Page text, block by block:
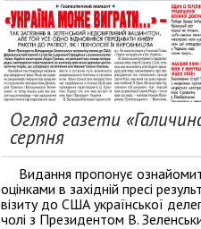
Огляд газети
серпня
Видання пропонує
оцінками в західній пресі
візиту до США української
чолі з Президентом В.